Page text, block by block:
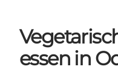
Reiseplanung
Inspiration
essen in